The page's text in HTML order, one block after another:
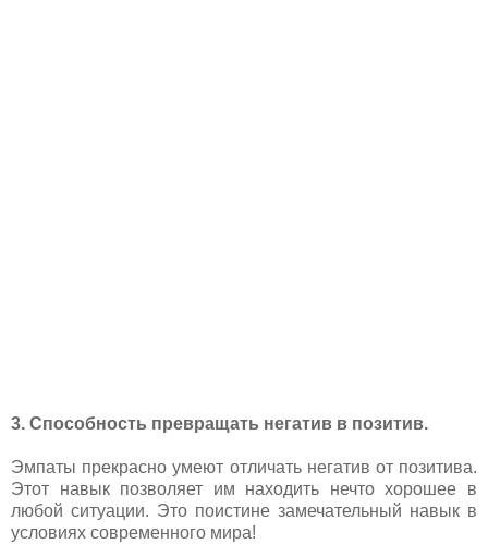
3. Способность превращать негатив в позитив.
Эмпаты прекрасно умеют отличать негатив от позитива.
Этот навык позволяет им находить нечто хорошее в
любой ситуации. Это поистине замечательный навык в
условиях современного мира!